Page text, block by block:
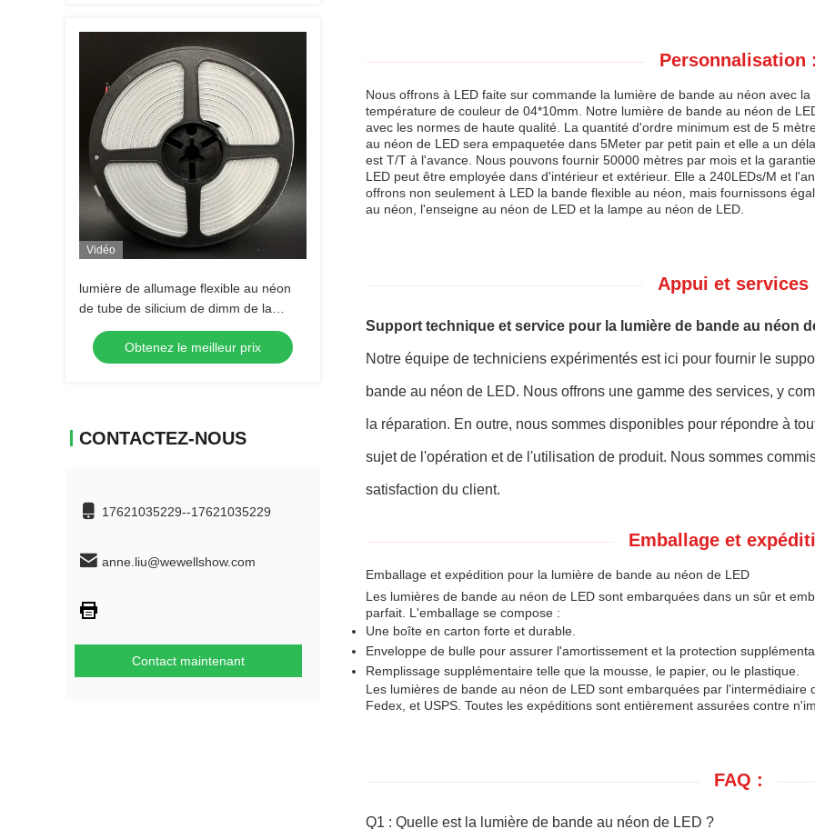
Vidéo
lumière de allumage flexible au néon
de tube de silicium de dimm de la
couleur 5M/Roll deux de 240LEDs/M
double
Obtenez le meilleur prix
CONTACTEZ-NOUS
17621035229--17621035229
anne.liu@wewellshow.com
Contact maintenant
Personnalisation
Nous offrons à LED faite sur commande la lumière de bande au néon avec
température de couleur de 04*10mm. Notre lumière de bande au néon de
avec les normes de haute qualité. La quantité d'ordre minimum est de 5
au néon de LED sera empaquetée dans 5Meter par petit pain et elle a un
est T/T à l'avance. Nous pouvons fournir 50000 mètres par mois et la
LED peut être employée dans d'intérieur et extérieur. Elle a 240LEDs/M et
offrons non seulement à LED la bande flexible au néon, mais fournissons
au néon, l'enseigne au néon de LED et la lampe au néon de LED.
Appui et services
Support technique et service pour la lumière de bande au néon
Notre équipe de techniciens expérimentés est ici pour fournir le
bande au néon de LED. Nous offrons une gamme des services, y
la réparation. En outre, nous sommes disponibles pour répondre à
sujet de l'opération et de l'utilisation de produit. Nous sommes
satisfaction du client.
Emballage et
Emballage et expédition pour la lumière de bande au néon de LED
Les lumières de bande au néon de LED sont embarquées dans un sûr et
parfait. L'emballage se compose :
Une boîte en carton forte et durable.
Enveloppe de bulle pour assurer l'amortissement et la protection
Remplissage supplémentaire telle que la mousse, le papier, ou le plastique.
Les lumières de bande au néon de LED sont embarquées par
Fedex, et USPS. Toutes les expéditions sont entièrement assurées contre
FAQ :
Q1 : Quelle est la lumière de bande au néon de LED ?